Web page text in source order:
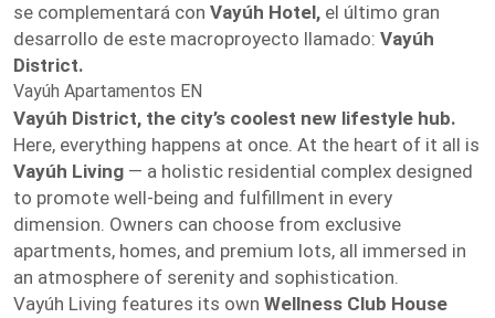
se complementará con Vayúh Hotel, el último gran
desarrollo de este macroproyecto llamado: Vayúh
District.
Vayúh Apartamentos EN
Vayúh District, the city’s coolest new lifestyle hub.
Here, everything happens at once. At the heart of it all is
Vayúh Living — a holistic residential complex designed
to promote well-being and fulfillment in every
dimension. Owners can choose from exclusive
apartments, homes, and premium lots, all immersed in
an atmosphere of serenity and sophistication.
Vayúh Living features its own Wellness Club House